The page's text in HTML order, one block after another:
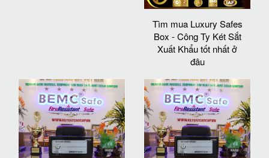
Tìm mua Luxury Safes
Box - Công Ty Két Sắt
Xuất Khẩu tốt nhất ở
đâu